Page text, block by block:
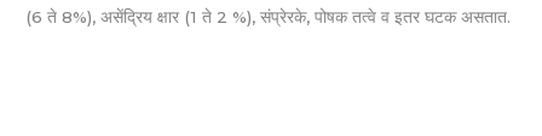
(6 ते 8%), असेंद्रिय क्षार (1 ते 2 %), संप्रेरके, पोषक तत्वे व इतर घटक असतात.